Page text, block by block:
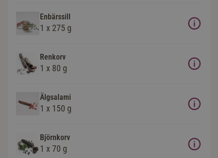
Enbärssill
1 x 275 g
Renkorv
1 x 80 g
Älgsalami
1 x 150 g
Björnkorv
1 x 70 g